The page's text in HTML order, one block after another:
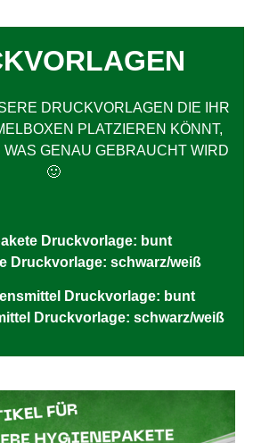
DRUCKVORLAGEN DIE IHR
PLATZIEREN KÖNNT,
GENAU GEBRAUCHT WIRD
🙂
Druckvorlage: bunt
Druckvorlage: schwarz/weiß
Druckvorlage: bunt
Druckvorlage: schwarz/weiß